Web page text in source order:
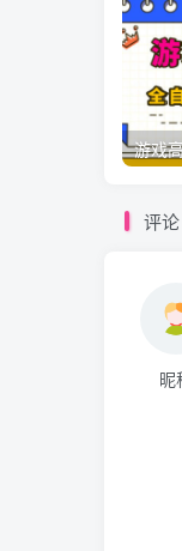
评论
昵